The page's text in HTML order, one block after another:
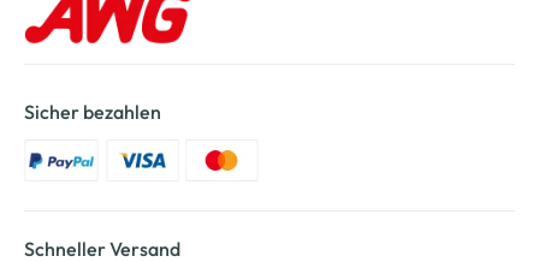
Sicher bezahlen
Schneller Versand